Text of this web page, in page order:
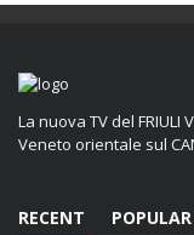
La nuova TV del FRIULI
Veneto orientale sul
RECENT POPULAR